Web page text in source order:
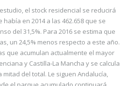
el stock residencial se reducirá
en 2014 a las 462.658 que se
del 31,5%. Para 2016 se estima que
un 24,5% menos respecto a este año.
que acumulan actualmente el mayor
y Castilla-La Mancha y se calcula
mitad del total. Le siguen Andalucía,